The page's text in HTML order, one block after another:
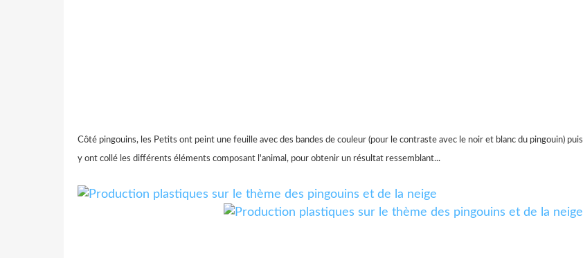
Côté pingouins, les Petits ont peint une feuille avec des bandes de couleur (pour le contraste avec le noir et blanc du pingouin) puis
y ont collé les différents éléments composant l'animal, pour obtenir un résultat ressemblant...